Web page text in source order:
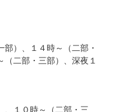
部）、１４時～（二部・
（二部・三部）、深夜１
、１０時～（二部・三